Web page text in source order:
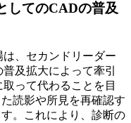
してのCADの普及
、セカンドリーダー
及拡大によって牽引
って代わることを目
読影や所見を再確認す
。これにより、診断の